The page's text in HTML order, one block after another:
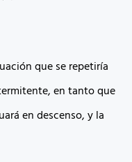
que se repetiría
en tanto que
en descenso, y la